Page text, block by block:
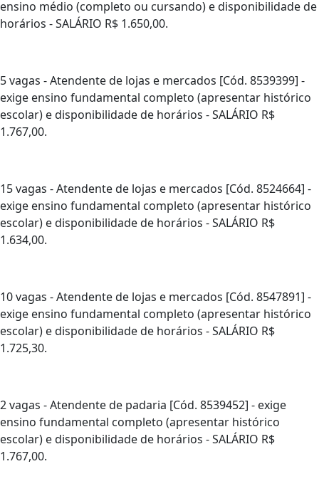
ensino médio (completo ou cursando) e disponibilidade de
horários - SALÁRIO R$ 1.650,00.
5 vagas - Atendente de lojas e mercados [Cód. 8539399] -
exige ensino fundamental completo (apresentar histórico
escolar) e disponibilidade de horários - SALÁRIO R$
1.767,00.
15 vagas - Atendente de lojas e mercados [Cód. 8524664] -
exige ensino fundamental completo (apresentar histórico
escolar) e disponibilidade de horários - SALÁRIO R$
1.634,00.
10 vagas - Atendente de lojas e mercados [Cód. 8547891] -
exige ensino fundamental completo (apresentar histórico
escolar) e disponibilidade de horários - SALÁRIO R$
1.725,30.
2 vagas - Atendente de padaria [Cód. 8539452] - exige
ensino fundamental completo (apresentar histórico
escolar) e disponibilidade de horários - SALÁRIO R$
1.767,00.